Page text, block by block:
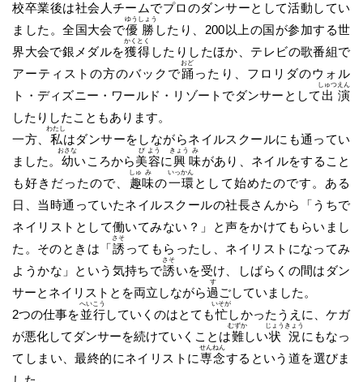
校卒業後は社会人チームでプロのダンサーとして活動してい
ました。全国大会で優
ゆう
勝
しょう
したり、200以上の国が参加する世
界大会で銀メダルを獲
かく
得
とく
したりしたほか、テレビの歌番組で
アーティストの方のバックで踊
おど
ったり、フロリダのウォル
ト・ディズニー・ワールド・リゾートでダンサーとして 出
しゅつ
演
えん
したりしたこともあります。
一方、 私
わたし
はダンサーをしながらネイルスクールにも通ってい
ました。 幼
おさな
いころから美
び
容
よう
に興
きょう
味
み
があり、ネイルをすること
も好きだったので、 趣
しゅ
味
み
の一
いっ
環
かん
として始めたのです。ある
日、当時通っていたネイルスクールの社長さんから「うちで
ネイリストとして働いてみない？」と声をかけてもらいまし
た。そのときは「誘
さそ
ってもらったし、ネイリストになってみ
ようかな」という気持ちで誘
さそ
いを受け、しばらくの間はダン
サーとネイリストとを両立しながら過
す
ごしていました。
2つの仕事を並
へい
行
こう
していくのはとても忙
いそが
しかったうえに、ケガ
が悪化してダンサーを続けていくことは難
むずか
しい状
じょう
況
きょう
にもなっ
てしまい、最終的にネイリストに専
せん
念
ねん
するという道を選びま